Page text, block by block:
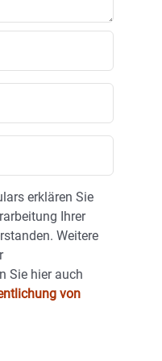
erklären Sie
Ihrer
Weitere
Sie hier auch
von